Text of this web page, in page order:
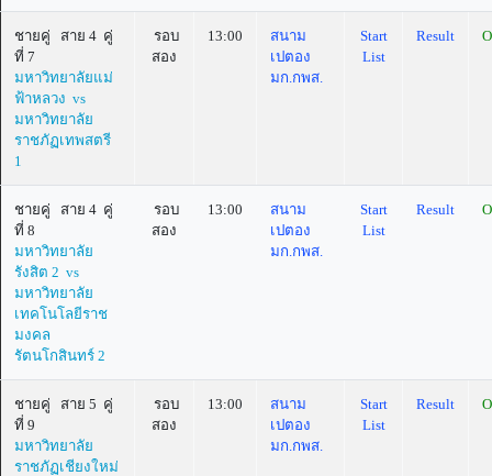
ชายคู่ สาย 4 คู่
ที่ 7
มหาวิทยาลัยแม่
ฟ้าหลวง vs
มหาวิทยาลัย
ราชภัฏเทพสตรี
1
รอบ
สอง
13:00
สนาม
เปตอง
มก.กพส.
Start
List
Result
ชายคู่ สาย 4 คู่
ที่ 8
มหาวิทยาลัย
รังสิต 2 vs
มหาวิทยาลัย
เทคโนโลยีราช
มงคล
รัตนโกสินทร์ 2
รอบ
สอง
13:00
สนาม
เปตอง
มก.กพส.
Start
List
Result
ชายคู่ สาย 5 คู่
ที่ 9
มหาวิทยาลัย
ราชภัฏเชียงใหม่
รอบ
สอง
13:00
สนาม
เปตอง
มก.กพส.
Start
List
Result